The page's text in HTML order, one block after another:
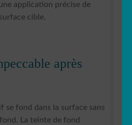
application précise de
cible.
après
se fond dans la surface sans
La teinte de fond